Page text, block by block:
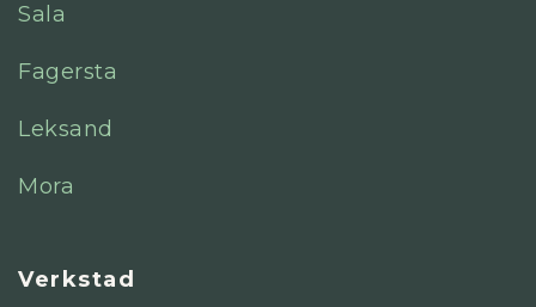
Sala
Fagersta
Leksand
Mora
Verkstad